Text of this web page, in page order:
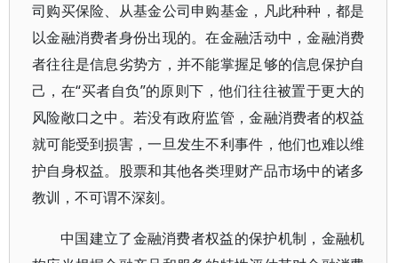
司购买保险、从基金公司申购基金，凡此种种，都是
以金融消费者身份出现的。在金融活动中，金融消费
者往往是信息劣势方，并不能掌握足够的信息保护自
己，在“买者自负”的原则下，他们往往被置于更大的
风险敞口之中。若没有政府监管，金融消费者的权益
就可能受到损害，一旦发生不利事件，他们也难以维
护自身权益。股票和其他各类理财产品市场中的诸多
教训，不可谓不深刻。
中国建立了金融消费者权益的保护机制，金融机